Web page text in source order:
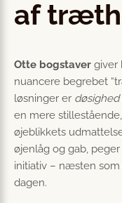
af
Otte bogstaver giver
nuancere begrebet
løsninger er døsighed
en mere
øjeblikkets
øjenlåg og gab, peger
initiativ – næsten
dagen.